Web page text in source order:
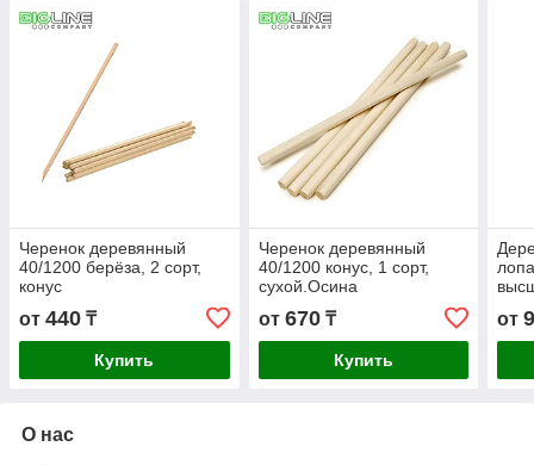
Черенок деревянный
40/1200 берёза, 2 сорт,
конус
от 440 ₸
Купить
Черенок деревянный
40/1200 конус, 1 сорт,
сухой.Осина
от 670₸
Купить
от
О нас